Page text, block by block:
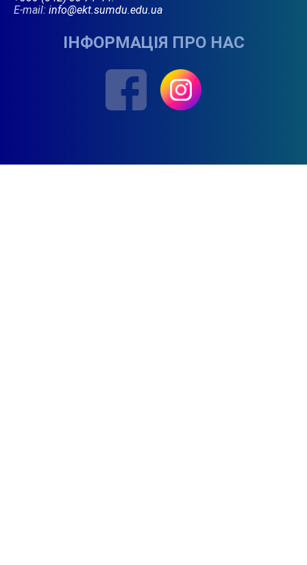
E-mail: info@ekt.sumdu.edu.ua
ІНФОРМАЦІЯ ПРО НАС